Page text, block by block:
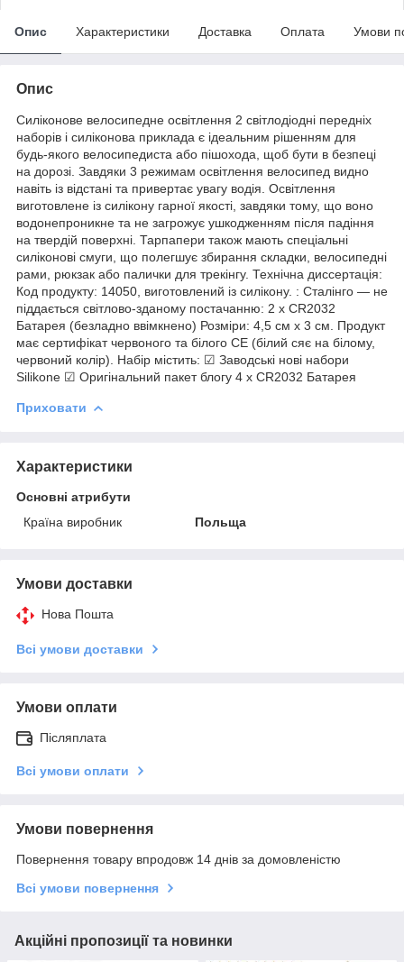
Опис Характеристики Доставка Оплата Умови
Опис
Силіконове велосипедне освітлення 2 світлодіодні передніх
наборів і силіконова приклада є ідеальним рішенням для
будь-якого велосипедиста або пішохода, щоб бути в безпеці
на дорозі. Завдяки 3 режимам освітлення велосипед видно
навіть із відстані та привертає увагу водія. Освітлення
виготовлене із силікону гарної якості, завдяки тому, що воно
водонепроникне та не загрожує ушкодженням після падіння
на твердій поверхні. Тарпапери також мають спеціальні
силіконові смуги, що полегшує збирання складки, велосипедні
рами, рюкзак або палички для трекінгу. Технічна диссертація:
Код продукту: 14050, виготовлений із силікону. : Сталінго — не
піддається світлово-зданому постачанню: 2 x CR2032
Батарея (безладно ввімкнено) Розміри: 4,5 см x 3 см. Продукт
має сертифікат червоного та білого CE (білий сяє на білому,
червоний колір). Набір містить: ☑ Заводські нові набори
Silikone ☑ Оригінальний пакет блогу 4 x CR2032 Батарея
Приховати
Характеристики
Основні атрибути
Країна виробник
Польща
Умови доставки
Нова Пошта
Всі умови доставки
Умови оплати
Післяплата
Всі умови оплати
Умови повернення
Повернення товару впродовж 14 днів за домовленістю
Всі умови повернення
Акційні пропозиції та новинки